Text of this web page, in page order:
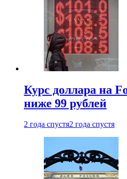
Курс доллара на
ниже 99 рублей
2 года спустя2 года спустя